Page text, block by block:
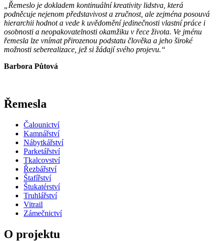
„Řemeslo je dokladem kontinuální kreativity lidstva, která
podněcuje nejenom představivost a zručnost, ale zejména posouvá
hierarchii hodnot a vede k uvědomění jedinečnosti vlastní práce i
osobnosti a neopakovatelnosti okamžiku v řece života. Ve jménu
řemesla lze vnímat přirozenou podstatu člověka a jeho široké
možnosti seberealizace, jež si žádají svého projevu.“
Barbora Půtová
Řemesla
Čalounictví
Kamnářství
Nábytkářství
Parketářství
Tkalcovství
Řezbářství
Štafířství
Štukatérství
Truhlářství
Vitrail
Zámečnictví
O projektu